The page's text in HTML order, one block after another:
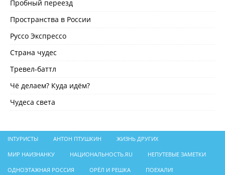
Пробный переезд
Пространства в России
Руссо Экспрессо
Страна чудес
Тревел-баттл
Чё делаем? Куда идём?
Чудеса света
INТУРИСТЫ АНТОН ПТУШКИН ЖИЗНЬ ДРУГИХ
МИР НАИЗНАНКУ НАЦИОНАЛЬНОСТЬ.RU НЕПУТЕВЫЕ ЗАМЕТКИ
ОДНОЭТАЖНАЯ РОССИЯ ОРЁЛ И РЕШКА ПОЕХАЛИ!